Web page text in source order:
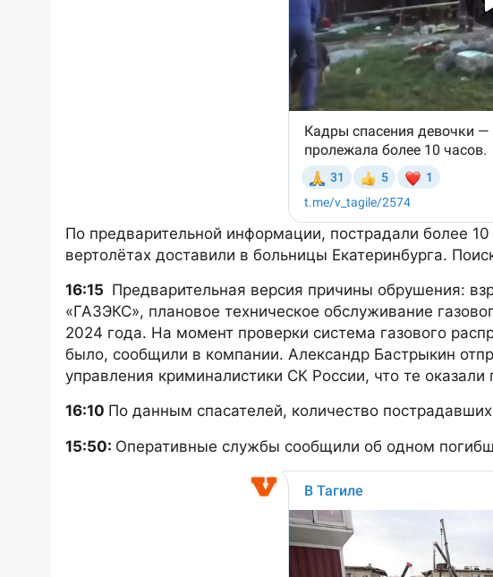
По предварительной информации, пострадали более
вертолётах доставили в больницы Екатеринбурга.
16:15 Предварительная версия причины обрушения:
«ГАЗЭКС», плановое техническое обслуживание
2024 года. На момент проверки система газового
было, сообщили в компании. Александр Бастрыкин
управления криминалистики СК России, что те
16:10 По данным спасателей, количество
15:50: Оперативные службы сообщили об одном